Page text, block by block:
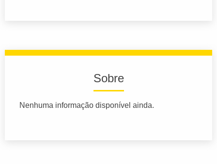
Sobre
Nenhuma informação disponível ainda.